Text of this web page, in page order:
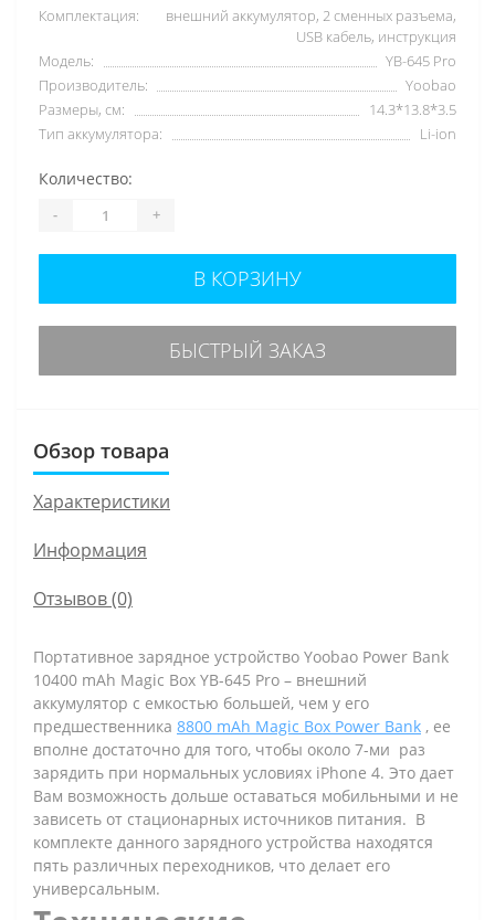
Комплектация:
внешний аккумулятор, 2 сменных разъема,
USB кабель, инструкция
Модель:
YB-645 Pro
Производитель:
Yoobao
Размеры, см:
14.3*13.8*3.5
Тип аккумулятора:
Li-ion
Количество:
- +
В КОРЗИНУ
БЫСТРЫЙ ЗАКАЗ
Обзор товара
Характеристики
Информация
Отзывов (0)
Портативное зарядное устройство Yoobao Power Bank
10400 mAh Magic Box YB-645 Pro – внешний
аккумулятор с емкостью большей, чем у его
предшественника 8800 mAh Magic Box Power Bank , ее
вполне достаточно для того, чтобы около 7-ми раз
зарядить при нормальных условиях iPhone 4. Это дает
Вам возможность дольше оставаться мобильными и не
зависеть от стационарных источников питания. В
комплекте данного зарядного устройства находятся
пять различных переходников, что делает его
универсальным.